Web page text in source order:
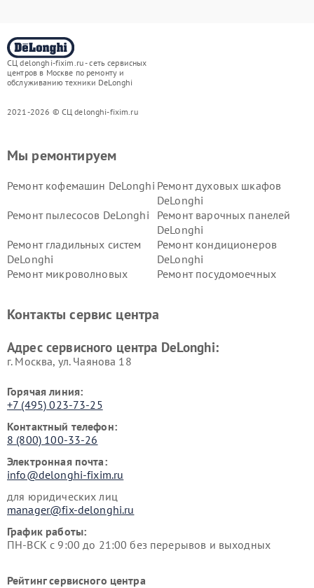
СЦ delonghi-fixim.ru - сеть сервисных
центров в Москве по ремонту и
обслуживанию техники DeLonghi
2021-2026 © СЦ delonghi-fixim.ru
Мы ремонтируем
Ремонт кофемашин DeLonghi Ремонт духовых шкафов
DeLonghi
Ремонт пылесосов DeLonghi
Ремонт варочных панелей
DeLonghi
Ремонт гладильных систем
DeLonghi
Ремонт кондиционеров
DeLonghi
Ремонт микроволновых
Ремонт посудомоечных
DeLonghi
DeLonghi
Контакты сервис центра
Адрес сервисного центра DeLonghi:
г. Москва, ул. Чаянова 18
Горячая линия:
+7 (495) 023-73-25
Контактный телефон:
8 (800) 100-33-26
Электронная почта:
info@delonghi-fixim.ru
для юридических лиц
manager@fix-delonghi.ru
График работы:
ПН-ВСК с 9:00 до 21:00 без перерывов и выходных
Рейтинг сервисного центра